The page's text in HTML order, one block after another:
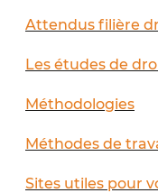
Attendus filière
Les études de
Méthodologies
Méthodes de
Sites utiles pour